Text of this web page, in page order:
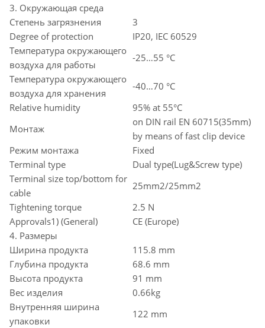
3. Окружающая среда
Степень загрязнения
3
Degree of protection
IP20, IEC 60529
Температура окружающего
воздуха для работы
-25…55 °C
Температура окружающего
воздуха для хранения
-40…70 °C
Relative humidity
95% at 55°C
Монтаж
on DIN rail EN 60715(35mm)
by means of fast clip device
Режим монтажа
Fixed
Terminal type
Dual type(Lug&Screw type)
Terminal size top/bottom for
cable
25mm2/25mm2
Tightening torque
2.5 N
Approvals1) (General)
CE (Europe)
4. Размеры
Ширина продукта
115.8 mm
Глубина продукта
68.6 mm
Высота продукта
91 mm
Вес изделия
0.66kg
Внутренняя ширина
упаковки
122 mm